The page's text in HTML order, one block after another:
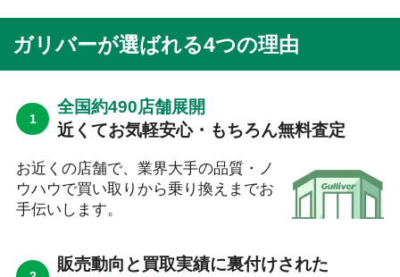
ガリバーが選ばれる4つの理由
全国約490店舗展開
近くてお気軽安心・もちろん無料査定
お近くの店舗で、業界大手の品質・ノ
ウハウで買い取りから乗り換えまでお
手伝いします。
販売動向と買取実績に裏付けされた